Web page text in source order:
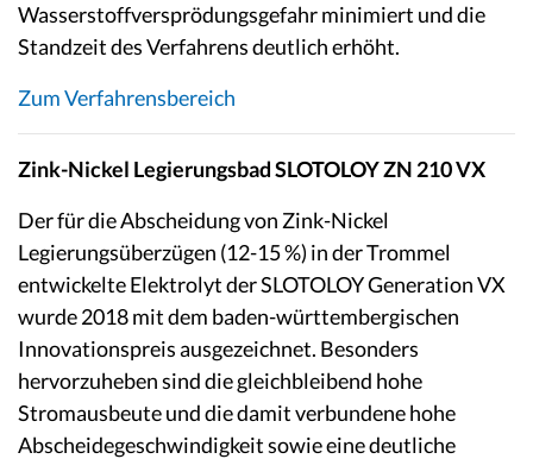
Wasserstoffversprödungsgefahr minimiert und die
Standzeit des Verfahrens deutlich erhöht.
Zum Verfahrensbereich
Zink-Nickel Legierungsbad SLOTOLOY ZN 210 VX
Der für die Abscheidung von Zink-Nickel
Legierungsüberzügen (12-15 %) in der Trommel
entwickelte Elektrolyt der SLOTOLOY Generation VX
wurde 2018 mit dem baden-württembergischen
Innovationspreis ausgezeichnet. Besonders
hervorzuheben sind die gleichbleibend hohe
Stromausbeute und die damit verbundene hohe
Abscheidegeschwindigkeit sowie eine deutliche